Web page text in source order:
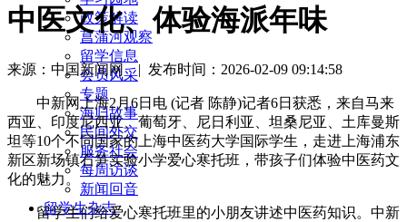
政策解读
菖蒲河观察
留学信息
会员风采
专题
海归故事
民间外交
服务社会
每周访谈
新闻回音
留学生杂志
中医文化、体验海派年味
来源：中国新闻网 | 发布时间：2026-02-09 09:14:58
中新网上海2月6日电 (记者 陈静)记者6日获悉，来自马来
西亚、印度尼西亚、葡萄牙、尼日利亚、坦桑尼亚、土库曼斯
坦等10个不同国家的上海中医药大学国际学生，走进上海浦东
新区新场镇石笋实验小学爱心寒托班，带孩子们体验中医药文
化的魅力。
留学生们给爱心寒托班里的小朋友讲述中医药知识。中新